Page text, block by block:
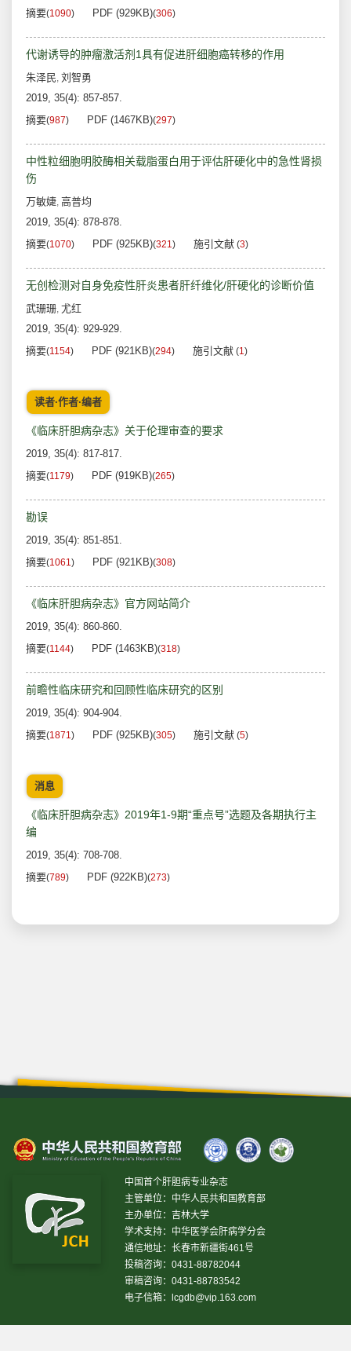
摘要(1090) PDF (929KB)(306)
代谢诱导的肿瘤激活剂1具有促进肝细胞癌转移的作用
朱泽民, 刘智勇
2019, 35(4): 857-857.
摘要(987) PDF (1467KB)(297)
中性粒细胞明胶酶相关载脂蛋白用于评估肝硬化中的急性肾损
伤
万敏婕, 高普均
2019, 35(4): 878-878.
摘要(1070) PDF (925KB)(321) 施引文献 (3)
无创检测对自身免疫性肝炎患者肝纤维化/肝硬化的诊断价值
武珊珊, 尤红
2019, 35(4): 929-929.
摘要(1154) PDF (921KB)(294) 施引文献 (1)
读者·作者·编者
《临床肝胆病杂志》关于伦理审查的要求
2019, 35(4): 817-817.
摘要(1179) PDF (919KB)(265)
勘误
2019, 35(4): 851-851.
摘要(1061) PDF (921KB)(308)
《临床肝胆病杂志》官方网站简介
2019, 35(4): 860-860.
摘要(1144) PDF (1463KB)(318)
前瞻性临床研究和回顾性临床研究的区别
2019, 35(4): 904-904.
摘要(1871) PDF (925KB)(305) 施引文献 (5)
消息
《临床肝胆病杂志》2019年1-9期“重点号”选题及各期执行主
编
2019, 35(4): 708-708.
摘要(789) PDF (922KB)(273)
中国首个肝胆病专业杂志
主管单位：中华人民共和国教育部
主办单位：吉林大学
学术支持：中华医学会肝病学分会
通信地址：长春市新疆街461号
投稿咨询：0431-88782044
审稿咨询：0431-88783542
电子信箱：
lcgdb@vip.163.com